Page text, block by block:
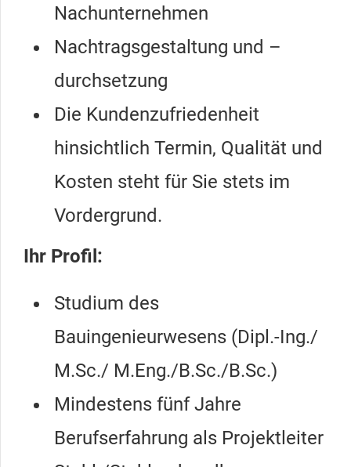
Nachunternehmen
Nachtragsgestaltung und –
durchsetzung
Die Kundenzufriedenheit
hinsichtlich Termin, Qualität und
Kosten steht für Sie stets im
Vordergrund.
Ihr Profil:
Studium des
Bauingenieurwesens (Dipl.-Ing./
M.Sc./ M.Eng./B.Sc./B.Sc.)
Mindestens fünf Jahre
Berufserfahrung als Projektleiter